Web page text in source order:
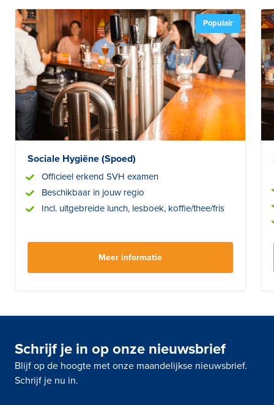
Sociale Hygiëne (Spoed)
Officieel erkend SVH examen
Beschikbaar in jouw regio
Incl. uitgebreide lunch, lesboek, koffie/thee/fris
Populair
Meer informatie
Schrijf je in op onze nieuwsbrief
Blijf op de hoogte met onze maandelijkse nieuwsbrief.
Schrijf je nu in.